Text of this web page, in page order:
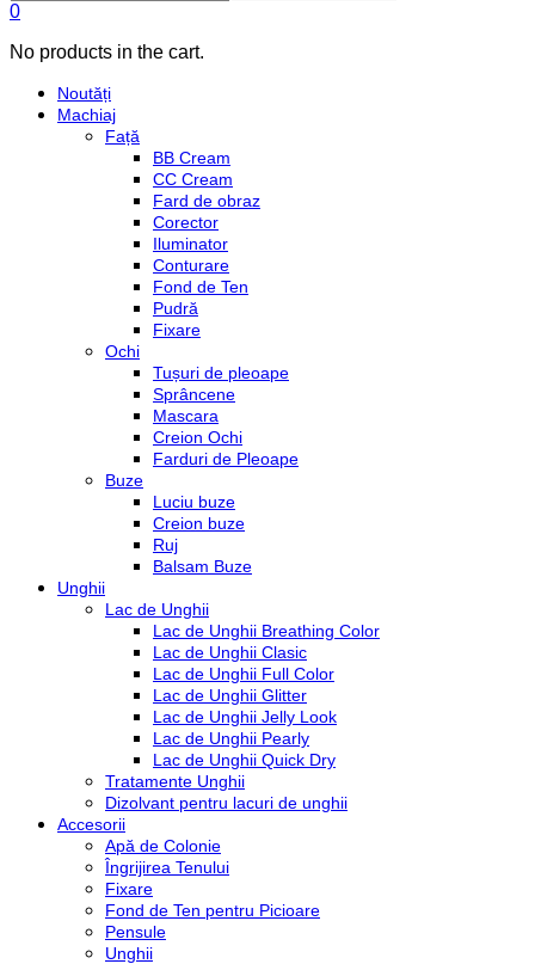
0
No products in the cart.
Noutăți
Machiaj
Față
BB Cream
CC Cream
Fard de obraz
Corector
Iluminator
Conturare
Fond de Ten
Pudră
Fixare
Ochi
Tușuri de pleoape
Sprâncene
Mascara
Creion Ochi
Farduri de Pleoape
Buze
Luciu buze
Creion buze
Ruj
Balsam Buze
Unghii
Lac de Unghii
Lac de Unghii Breathing Color
Lac de Unghii Clasic
Lac de Unghii Full Color
Lac de Unghii Glitter
Lac de Unghii Jelly Look
Lac de Unghii Pearly
Lac de Unghii Quick Dry
Tratamente Unghii
Dizolvant pentru lacuri de unghii
Accesorii
Apă de Colonie
Îngrijirea Tenului
Fixare
Fond de Ten pentru Picioare
Pensule
Unghii